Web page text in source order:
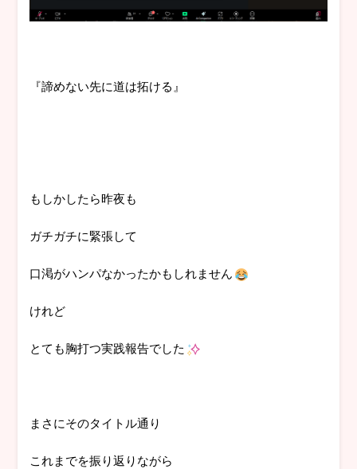
『諦めない先に道は拓ける』
もしかしたら昨夜も
ガチガチに緊張して
口渇がハンパなかったかもしれません
けれど
とても胸打つ実践報告でした
まさにそのタイトル通り
これまでを振り返りながら